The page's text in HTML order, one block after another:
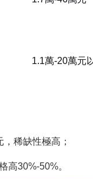
1.1萬-20萬元
稀缺性極高；
50%。